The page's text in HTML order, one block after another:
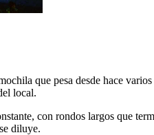
que pesa desde hace
local.
con rondos largos que
diluye.